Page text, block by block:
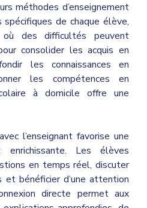
méthodes d’enseignement
de chaque élève,
des difficultés peuvent
consolider les acquis en
les connaissances en
les compétences en
à domicile offre une
l’enseignant favorise une
Les élèves
en temps réel, discuter
bénéficier d’une attention
directe permet aux